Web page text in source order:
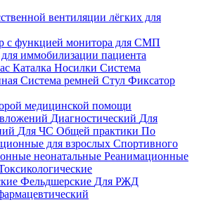
вентиляции лёгких для
с функцией монитора для СМП
иммобилизации пациента
Каталка Носилки Система
Система ремней Стул Фиксатор
медицинской помощи
Диагностический Для
Для ЧС Общей практики По
для взрослых Спортивного
неонатальные Реанимационные
Фельдшерские Для РЖД